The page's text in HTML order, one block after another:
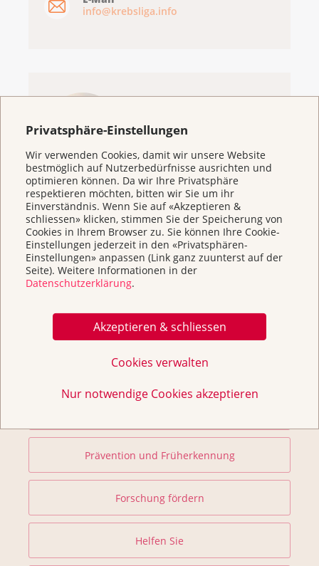
Privatsphäre-Einstellungen
Wir verwenden Cookies, damit wir unsere Website
bestmöglich auf Nutzerbedürfnisse ausrichten und
optimieren können. Da wir Ihre Privatsphäre
respektieren möchten, bitten wir Sie um ihr
Einverständnis. Wenn Sie auf «Akzeptieren &
schliessen» klicken, stimmen Sie der Speicherung von
Cookies in Ihrem Browser zu. Sie können Ihre Cookie-
Einstellungen jederzeit in den «Privatsphären-
Einstellungen» anpassen (Link ganz zuunterst auf der
Seite). Weitere Informationen in der
Datenschutzerklärung.
Akzeptieren & schliessen
Cookies verwalten
Nur notwendige Cookies akzeptieren
info@krebsliga.info
Broschüren
bestellen
Weitere Themen
Home
Prävention und Früherkennung
Forschung fördern
Helfen Sie